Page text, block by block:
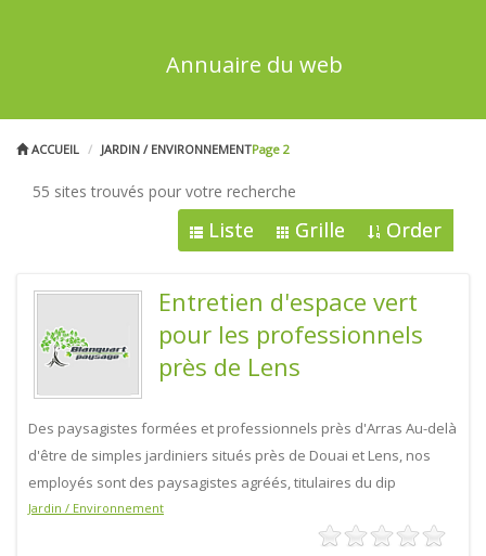
Annuaire du web
ACCUEIL JARDIN / ENVIRONNEMENTPage 2
55 sites trouvés pour votre recherche
Liste Grille Order
Entretien d'espace vert
pour les professionnels
près de Lens
Des paysagistes formées et professionnels près d'Arras Au-delà
d'être de simples jardiniers situés près de Douai et Lens, nos
employés sont des paysagistes agréés, titulaires du dip
Jardin / Environnement